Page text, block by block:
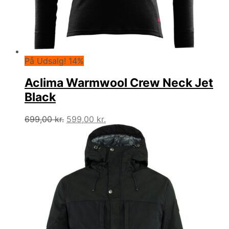
På Udsalg! 14%
Aclima Warmwool Crew Neck Jet
Black
699,00kr. Den
oprindelige
699,00 kr..
599,00 kr.
aktuelle
pris
er:
599,00 kr..